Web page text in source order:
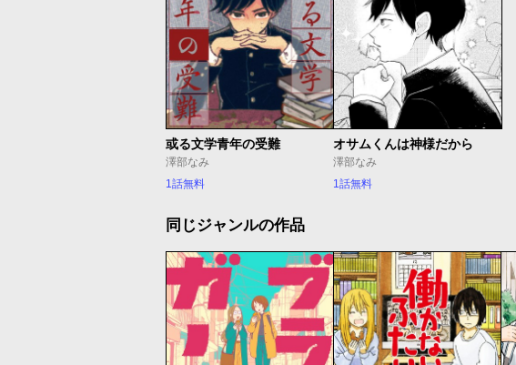
或る文学青年の受難
澤部なみ
1話無料
オサムくんは神様だから
澤部なみ
1話無料
同じジャンルの作品